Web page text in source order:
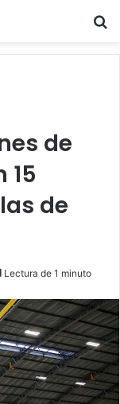
de
15
de
Lectura de 1 minuto